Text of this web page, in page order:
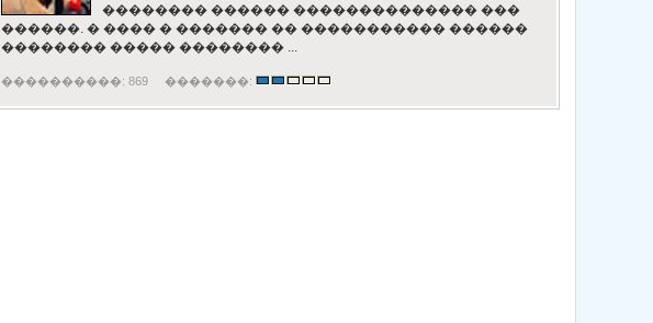
�������� ������ �������������� ���
������. � ���� � ������� �� ����������� ������
�������� ����� �������� ...
����������: 869 �������: